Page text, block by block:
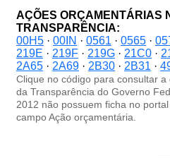
AÇÕES ORÇAMENTÁRIAS
TRANSPARÊNCIA:
00H5 · 00IN · 0561 · 0565 ·
219E · 219F · 219G · 21C0 ·
2A65 · 2A69 · 2B30 · 2B31 ·
Clique no código para consultar
da Transparência do Governo
2012 não possuem ficha no
campo Ação orçamentária.